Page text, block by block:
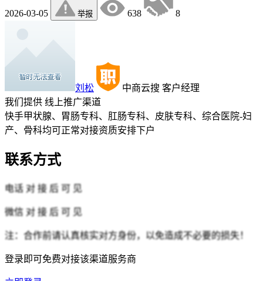
2026-03-05 举报 638 8
刘松 中商云搜 客户经理
我们提供 线上推广渠道
快手甲状腺、胃肠专科、肛肠专科、皮肤专科、综合医院-妇
产、骨科均可正常对接资质安排下户
联系方式
电话 对 接 后 可 见
微信 对 接 后 可 见
注：合作前请认真核实对方身份，以免造成不必要的损失！
登录即可免费对接该渠道服务商